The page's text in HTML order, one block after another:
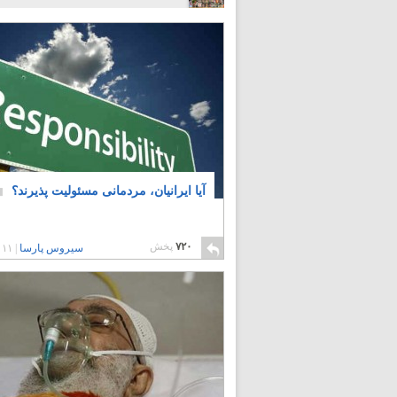
آیا ایرانیان، مردمانی مسئولیت پذیرند؟
۷۲۰ پخش سیروس پارسا ۱۱ سال پیش